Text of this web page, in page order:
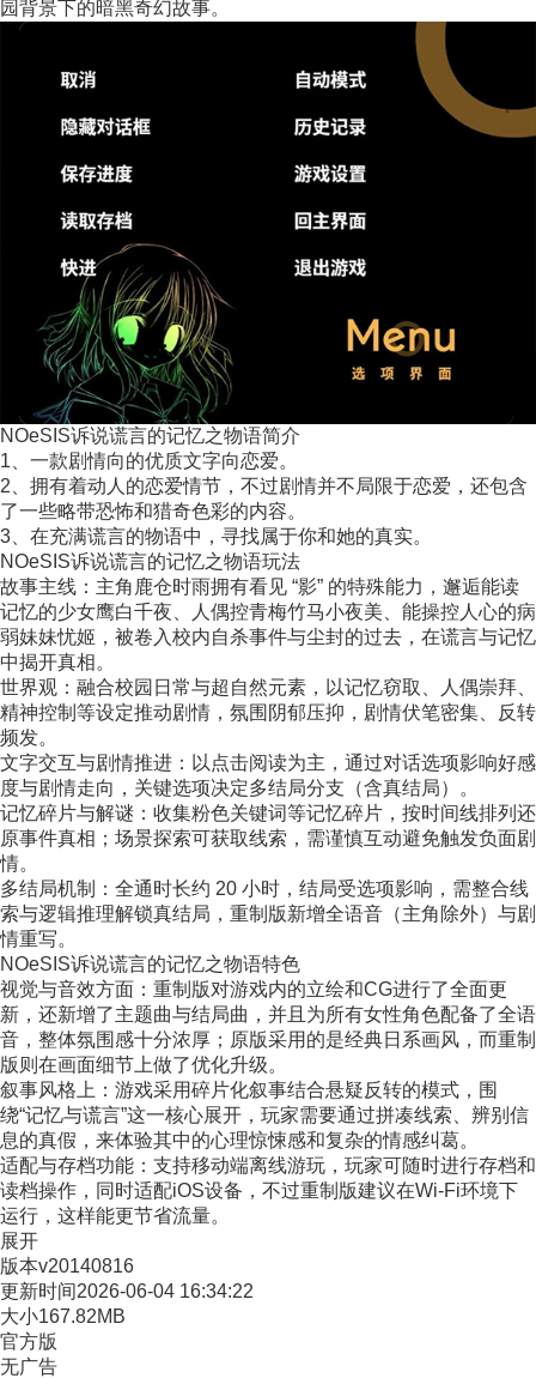
园背景下的暗黑奇幻故事。
NOeSIS诉说谎言的记忆之物语简介
1、一款剧情向的优质文字向恋爱。
2、拥有着动人的恋爱情节，不过剧情并不局限于恋爱，还包含
了一些略带恐怖和猎奇色彩的内容。
3、在充满谎言的物语中，寻找属于你和她的真实。
NOeSIS诉说谎言的记忆之物语玩法
故事主线：主角鹿仓时雨拥有看见 “影” 的特殊能力，邂逅能读
记忆的少女鹰白千夜、人偶控青梅竹马小夜美、能操控人心的病
弱妹妹忧姬，被卷入校内自杀事件与尘封的过去，在谎言与记忆
中揭开真相。
世界观：融合校园日常与超自然元素，以记忆窃取、人偶崇拜、
精神控制等设定推动剧情，氛围阴郁压抑，剧情伏笔密集、反转
频发。
文字交互与剧情推进：以点击阅读为主，通过对话选项影响好感
度与剧情走向，关键选项决定多结局分支（含真结局）。
记忆碎片与解谜：收集粉色关键词等记忆碎片，按时间线排列还
原事件真相；场景探索可获取线索，需谨慎互动避免触发负面剧
情。
多结局机制：全通时长约 20 小时，结局受选项影响，需整合线
索与逻辑推理解锁真结局，重制版新增全语音（主角除外）与剧
情重写。
NOeSIS诉说谎言的记忆之物语特色
视觉与音效方面：重制版对游戏内的立绘和CG进行了全面更
新，还新增了主题曲与结局曲，并且为所有女性角色配备了全语
音，整体氛围感十分浓厚；原版采用的是经典日系画风，而重制
版则在画面细节上做了优化升级。
叙事风格上：游戏采用碎片化叙事结合悬疑反转的模式，围
绕“记忆与谎言”这一核心展开，玩家需要通过拼凑线索、辨别信
息的真假，来体验其中的心理惊悚感和复杂的情感纠葛。
适配与存档功能：支持移动端离线游玩，玩家可随时进行存档和
读档操作，同时适配iOS设备，不过重制版建议在Wi-Fi环境下
运行，这样能更节省流量。
展开
版本v20140816
更新时间2026-06-04 16:34:22
大小167.82MB
官方版
无广告